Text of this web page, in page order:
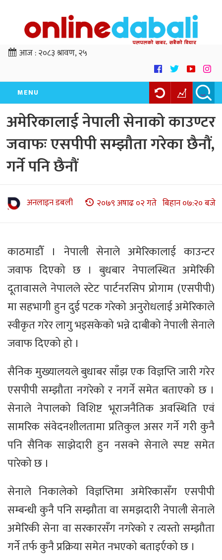
आज :२०८३ श्रावण, २५
MENU
अमेरिकालाई नेपाली सेनाको काउण्टर
जवाफः एसपीपी सम्झौता गरेका छैनौं,
गर्ने पनि छैनौं
अनलाइन डबली २०७९ अषाढ ०२ गते बिहान ०७:२० बजे
काठमाडौँ । नेपाली सेनाले अमेरिकालाई काउन्टर
जवाफ दिएको छ । बुधबार नेपालस्थित अमेरिकी
दूतावासले नेपालले स्टेट पार्टनरसिप प्रोगाम (एसपीपी)
मा सहभागी हुन दुई पटक गरेको अनुरोधलाई अमेरिकाले
स्वीकृत गरेर लागु भइसकेको भन्ने दाबीको नेपाली सेनाले
जवाफ दिएको हो ।
सैनिक मुख्यालयले बुधाबर साँझ एक विज्ञप्ति जारी गरेर
एसपीपी सम्झौता नगरेको र नगर्ने समेत बताएको छ ।
सेनाले नेपालको विशिष्ट भूराजनैतिक अवस्थिति एवं
सामरिक संवेदनशीलतामा प्रतिकुल असर गर्ने गरी कुनै
पनि सैनिक साझेदारी हुन नसक्ने सेनाले स्पष्ट समेत
पारेको छ ।
सेनाले निकालेको विज्ञप्तिमा अमेरिकासँग एसपीपी
सम्बन्धी कुनै पनि सम्झौता वा समझदारी नेपाली सेनाले
अमेरिकी सेना वा सरकारसँग नगरेको र त्यस्तो सम्झौता
गर्ने तर्फ कुनै प्रक्रिया समेत नभएको बताइर्एको छ ।